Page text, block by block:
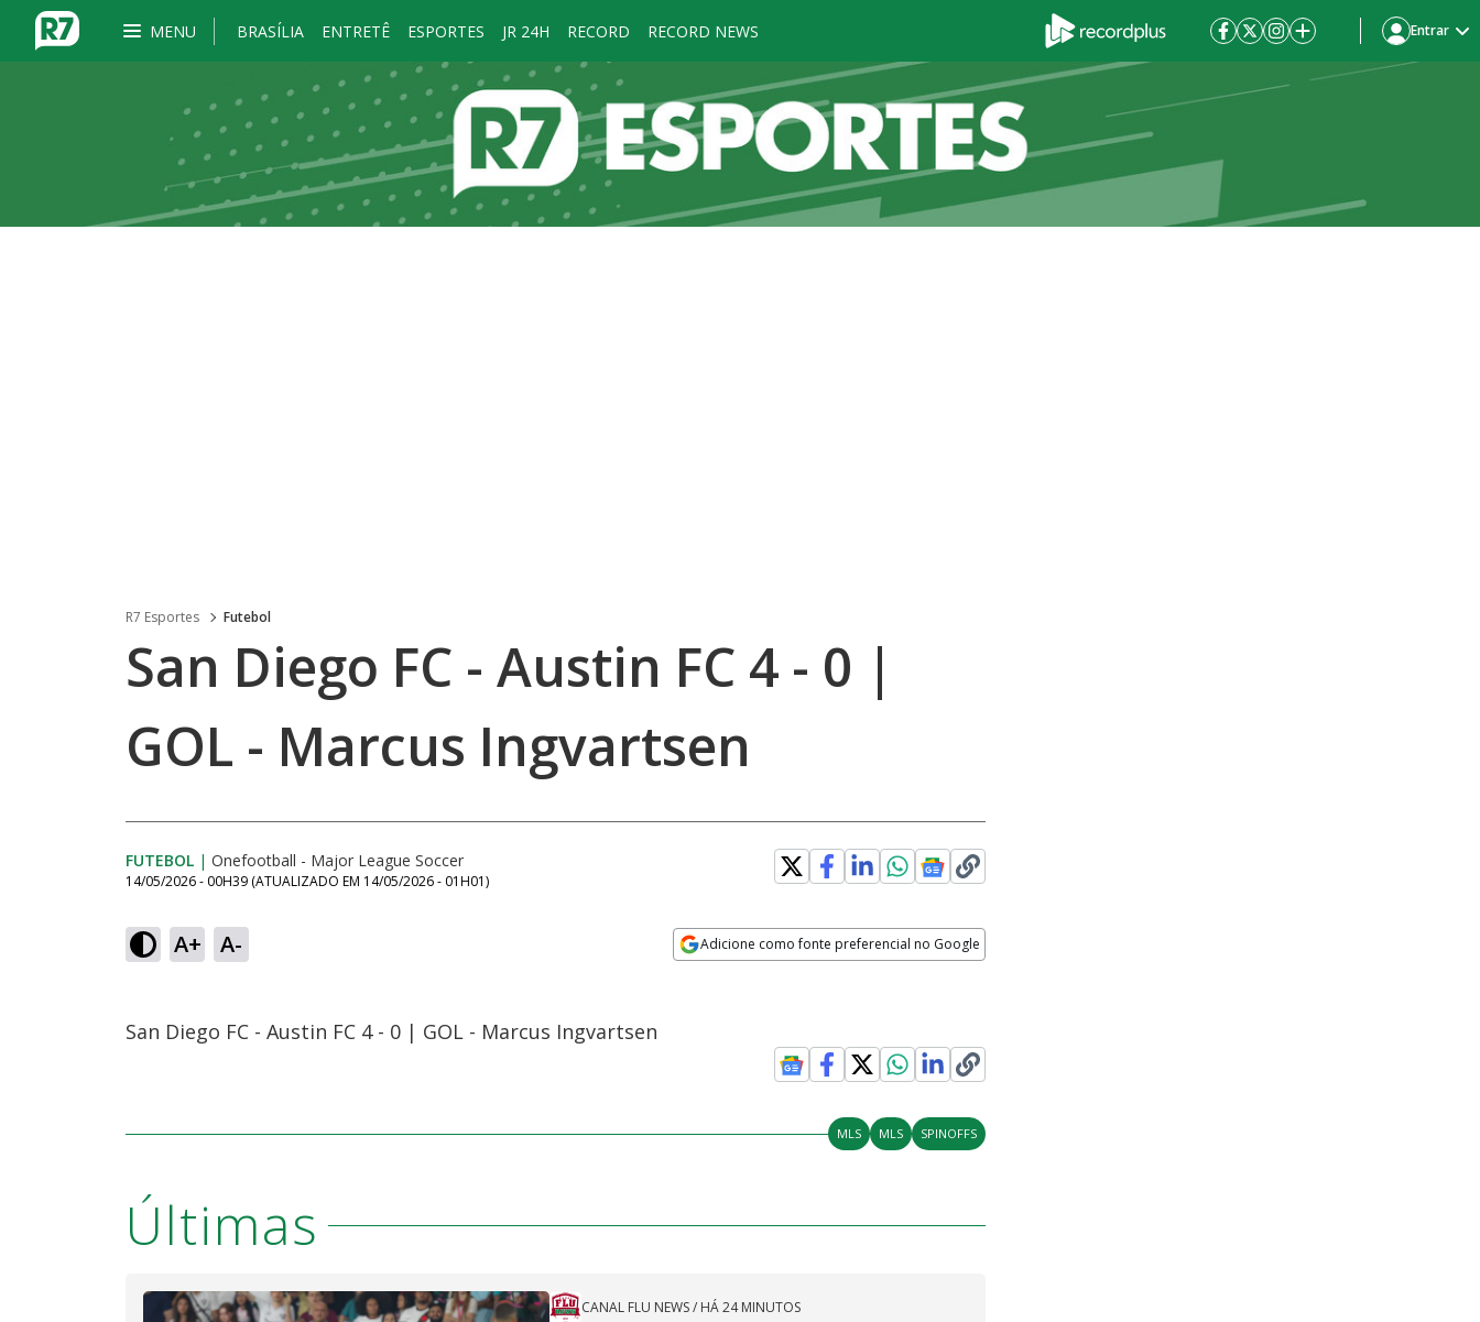
MENU BRASÍLIA ENTRETÊ ESPORTES JR 24H RECORD RECORD NEWS Entrar
R7 Esportes Futebol
San Diego FC - Austin FC 4 - 0 |
GOL - Marcus Ingvartsen
FUTEBOL | Onefootball - Major League Soccer
14/05/2026 - 00H39 (ATUALIZADO EM 14/05/2026 - 01H01)
A+ A- Adicione como fonte preferencial no Google
San Diego FC - Austin FC 4 - 0 | GOL - Marcus Ingvartsen
MLS MLS SPINOFFS
Últimas
CANAL FLU NEWS/ HÁ 24 MINUTOS